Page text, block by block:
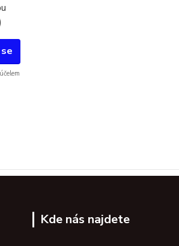
Kde nás najdete